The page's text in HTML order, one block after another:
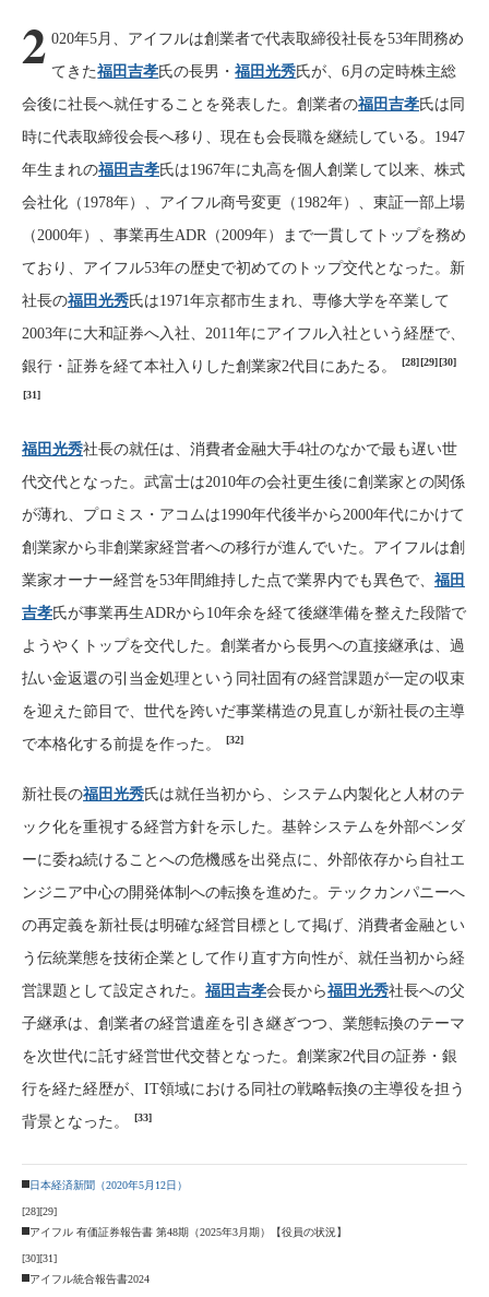
2 020年5月、アイフルは創業者で代表取締役社長を53年間務め
てきた福田吉孝氏の長男・福田光秀氏が、6月の定時株主総
会後に社長へ就任することを発表した。創業者の福田吉孝氏は同
時に代表取締役会長へ移り、現在も会長職を継続している。1947
年生まれの福田吉孝氏は1967年に丸高を個人創業して以来、株式
会社化（1978年）、アイフル商号変更（1982年）、東証一部上場
（2000年）、事業再生ADR（2009年）まで一貫してトップを務め
ており、アイフル53年の歴史で初めてのトップ交代となった。新
社長の福田光秀氏は1971年京都市生まれ、専修大学を卒業して
2003年に大和証券へ入社、2011年にアイフル入社という経歴で、
銀行・証券を経て本社入りした創業家2代目にあたる。
[28][29][30]
[31]
福田光秀社長の就任は、消費者金融大手4社のなかで最も遅い世
代交代となった。武富士は2010年の会社更生後に創業家との関係
が薄れ、プロミス・アコムは1990年代後半から2000年代にかけて
創業家から非創業家経営者への移行が進んでいた。アイフルは創
業家オーナー経営を53年間維持した点で業界内でも異色で、 福田
吉孝氏が事業再生ADRから10年余を経て後継準備を整えた段階で
ようやくトップを交代した。創業者から長男への直接継承は、過
払い金返還の引当金処理という同社固有の経営課題が一定の収束
を迎えた節目で、世代を跨いだ事業構造の見直しが新社長の主導
で本格化する前提を作った。
[32]
新社長の福田光秀氏は就任当初から、システム内製化と人材のテ
ック化を重視する経営方針を示した。基幹システムを外部ベンダ
ーに委ね続けることへの危機感を出発点に、外部依存から自社エ
ンジニア中心の開発体制への転換を進めた。テックカンパニーへ
の再定義を新社長は明確な経営目標として掲げ、消費者金融とい
う伝統業態を技術企業として作り直す方向性が、就任当初から経
営課題として設定された。 福田吉孝会長から福田光秀社長への父
子継承は、創業者の経営遺産を引き継ぎつつ、業態転換のテーマ
を次世代に託す経営世代交替となった。創業家2代目の証券・銀
行を経た経歴が、IT領域における同社の戦略転換の主導役を担う
背景となった。
[33]
日本経済新聞（2020年5月12日）
[28][29]
アイフル 有価証券報告書 第48期（2025年3月期）【役員の状況】
[30][31]
アイフル統合報告書2024